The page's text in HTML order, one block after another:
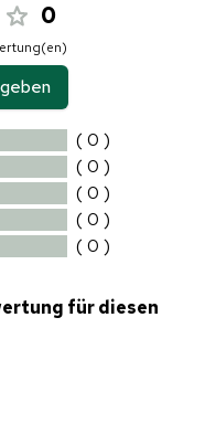
0
( 0 )
( 0 )
( 0 )
( 0 )
( 0 )
für diesen